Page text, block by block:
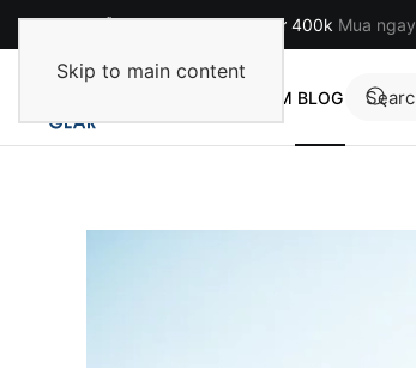
Skip to main content
Miễn phí cho đơn hàng từ 400k Mua ngay
SẢN PHẨM BLOG